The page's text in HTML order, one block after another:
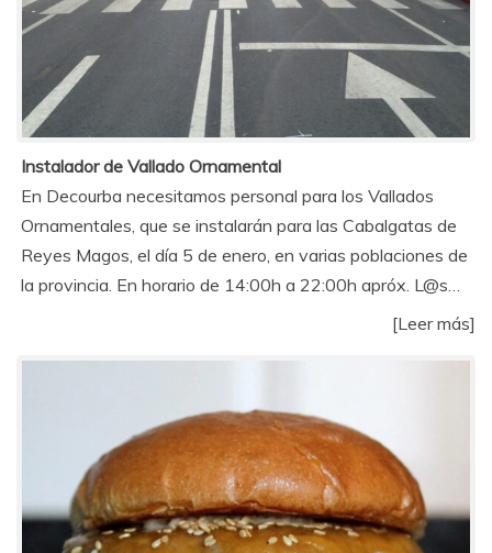
Instalador de Vallado Ornamental
En Decourba necesitamos personal para los Vallados
Ornamentales, que se instalarán para las Cabalgatas de
Reyes Magos, el día 5 de enero, en varias poblaciones de
la provincia. En horario de 14:00h a 22:00h apróx. L@s…
[Leer más]